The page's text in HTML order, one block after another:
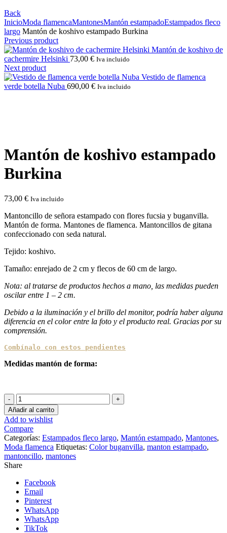
Back
InicioModa flamencaMantonesMantón estampadoEstampados fleco
largo Mantón de koshivo estampado Burkina
Previous product
Mantón de koshivo de
cachermire Helsinki 73,00 € Iva incluido
Next product
Vestido de flamenca
verde botella Nuba 690,00 € Iva incluido
Mantón de koshivo estampado
Burkina
73,00 € Iva incluido
Mantoncillo de señora estampado con flores fucsia y buganvilla.
Mantón de forma. Mantones de flamenca. Mantoncillos de gitana
confeccionado con seda natural.
Tejido: koshivo.
Tamaño: enrejado de 2 cm y flecos de 60 cm de largo.
Nota: al tratarse de productos hechos a mano, las medidas pueden
oscilar entre 1 – 2 cm.
Debido a la iluminación y el brillo del monitor, podría haber alguna
diferencia en el color entre la foto y el producto real. Gracias por su
comprensión.
Combínalo con estos pendientes
Medidas mantón de forma:
Mantón
de
koshivo
estampado
Burkina
cantidad
Añadir al carrito
Add to wishlist
Compare
Categorías: Estampados fleco largo, Mantón estampado, Mantones,
Moda flamenca Etiquetas: Color buganvilla, manton estampado,
mantoncillo, mantones
Share
Facebook
Email
Pinterest
WhatsApp
WhatsApp
TikTok